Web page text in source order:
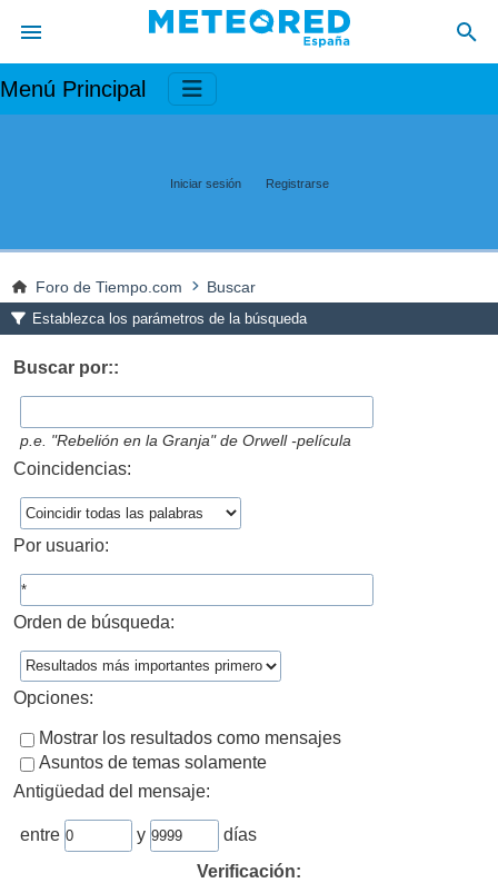
Menú Principal
Iniciar sesión Registrarse
Foro de Tiempo.com Buscar
Establezca los parámetros de la búsqueda
Buscar por::
p.e. "Rebelión en la Granja" de Orwell -película
Coincidencias:
Por usuario:
Orden de búsqueda:
Opciones:
Mostrar los resultados como mensajes
Asuntos de temas solamente
Antigüedad del mensaje:
entre y
días
Verificación: